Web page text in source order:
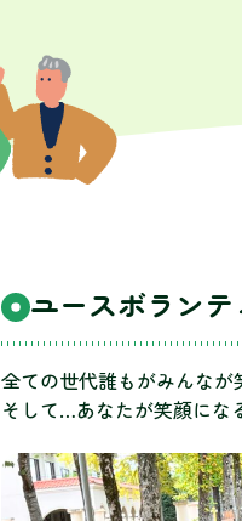
ユースボラン
全ての世代誰もがみんな
そして…あなたが笑顔にな